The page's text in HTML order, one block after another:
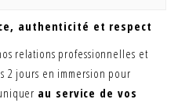
authenticité et respect
relations professionnelles et
2 jours en immersion pour
au service de vos